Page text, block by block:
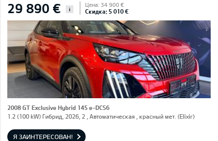
29 890 € i
Цена: 34 900 €
Скидка: 5 010 €
2008 GT Exclusive Hybrid 145 e-DCS6
1.2 (100 kW) Гибрид, 2026, 2 , Автоматическая , красный мет. (Elixir)
Я ЗАИНТЕРЕСОВАН!